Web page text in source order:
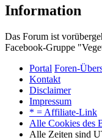
Information
Das Forum ist
Facebook-Gruppe
Portal Foren-
Kontakt
Disclaimer
Impressum
* = Affiliate-Link
Alle Cookies des
Alle Zeiten sind